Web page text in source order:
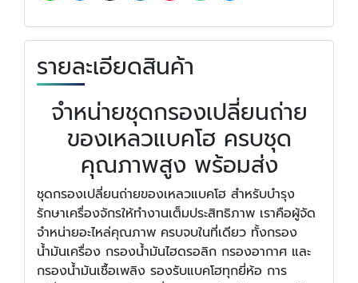
รายละเอียดสินค้า
จำหน่ายชุดกรองเปลี่ยนถ่าย
ของเหลวแบคโฮ ครบชุด
คุณภาพสูง พร้อมส่ง
ชุดกรองเปลี่ยนถ่ายของเหลวแบคโฮ สำหรับบำรุง
รักษาเครื่องจักรให้ทำงานเต็มประสิทธิภาพ เราคือผู้จัด
จำหน่ายอะไหล่คุณภาพ ครบจบในที่เดียว ทั้งกรอง
น้ำมันเครื่อง กรองน้ำมันไฮดรอลิก กรองอากาศ และ
กรองน้ำมันเชื้อเพลิง รองรับแบคโฮทุกยี่ห้อ การ